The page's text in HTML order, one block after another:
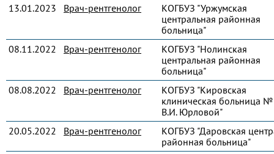
13.01.2023
Врач-рентгенолог
КОГБУЗ "Уржумская
центральная районная
больница"
08.11.2022
Врач-рентгенолог
КОГБУЗ "Нолинская
центральная районная
больница"
08.08.2022
Врач-рентгенолог
КОГБУЗ "Кировская
клиническая больница
В.И. Юрловой"
20.05.2022
Врач-рентгенолог
КОГБУЗ "Даровская
районная больница"